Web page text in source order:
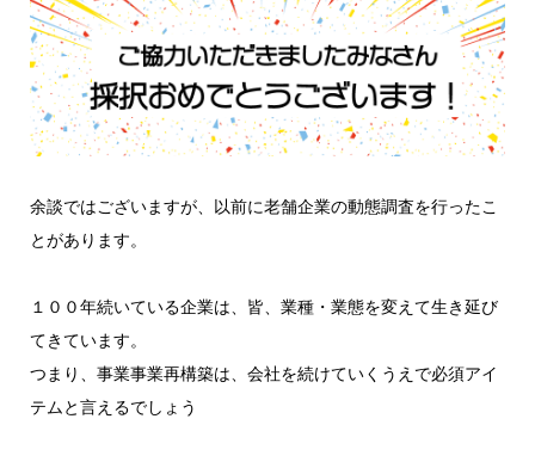
余談ではございますが、以前に老舗企業の動態調査を行ったこ
とがあります。
１００年続いている企業は、皆、業種・業態を変えて生き延び
てきています。
つまり、事業事業再構築は、会社を続けていくうえで必須アイ
テムと言えるでしょう